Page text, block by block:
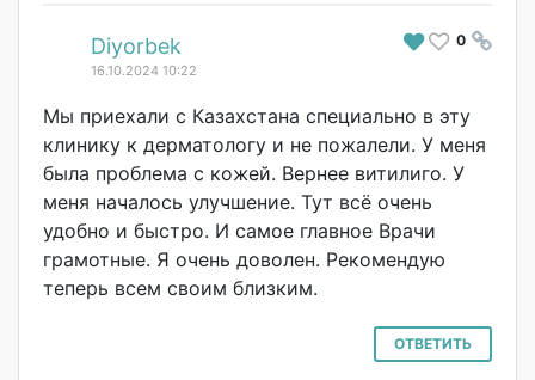
# 0
Diyorbek
16.10.2024 10:22
Мы приехали с Казахстана специально в эту
клинику к дерматологу и не пожалели. У меня
была проблема с кожей. Вернее витилиго. У
меня началось улучшение. Тут всё очень
удобно и быстро. И самое главное Врачи
грамотные. Я очень доволен. Рекомендую
теперь всем своим близким.
ОТВЕТИТЬ